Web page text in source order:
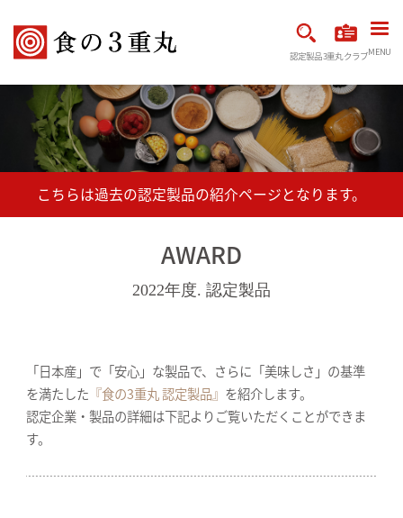
認定製品3重丸クラブMENU
AWARD
2022年度. 認定製品
「日本産」で「安心」な製品で、さらに「美味しさ」の基準
を満たした 『食の3重丸 認定製品』 を紹介します。
認定企業・製品の詳細は下記よりご覧いただくことができま
す。